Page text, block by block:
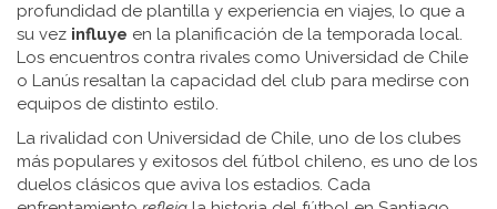
profundidad de plantilla y experiencia en viajes, lo que a
su vez influye en la planificación de la temporada local.
Los encuentros contra rivales como Universidad de Chile
o Lanús resaltan la capacidad del club para medirse con
equipos de distinto estilo.
La rivalidad con Universidad de Chile, uno de los clubes
más populares y exitosos del fútbol chileno, es uno de los
duelos clásicos que aviva los estadios. Cada